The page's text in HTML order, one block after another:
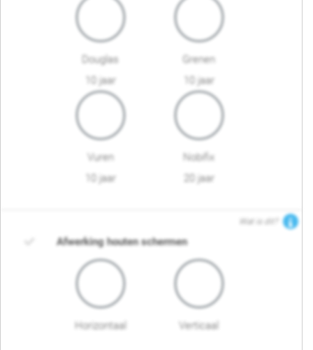
Douglas
10 jaar
Grenen
10 jaar
Vuren
10 jaar
Nobifix
20 jaar
Wat is dit?
Afwerking houten schermen
Horizontaal Verticaal